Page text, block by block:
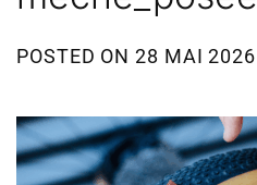
POSTED ON28 MAI 2026